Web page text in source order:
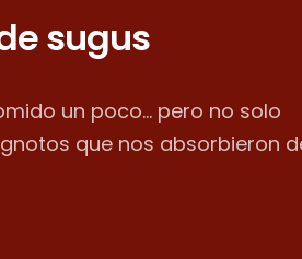
sugus
un poco... pero no solo
que nos absorbieron